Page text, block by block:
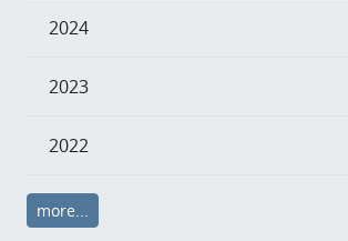
2024
2023
2022
more...